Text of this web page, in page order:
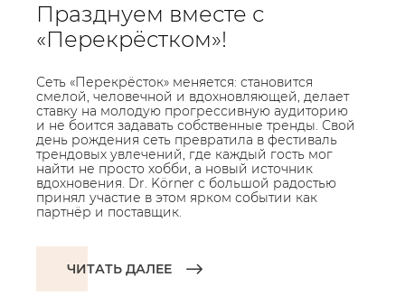
Празднуем вместе с
«Перекрёстком»!
Сеть «Перекрёсток» меняется: становится
смелой, человечной и вдохновляющей, делает
ставку на молодую прогрессивную аудиторию
и не боится задавать собственные тренды. Свой
день рождения сеть превратила в фестиваль
трендовых увлечений, где каждый гость мог
найти не просто хобби, а новый источник
вдохновения. Dr. Körner с большой радостью
принял участие в этом ярком событии как
партнёр и поставщик.
ЧИТАТЬ ДАЛЕЕ